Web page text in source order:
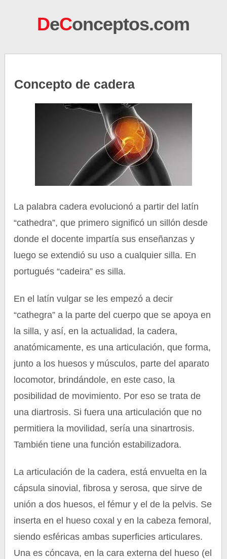
DeConceptos.com
Concepto de cadera
La palabra cadera evolucionó a partir del latín
“cathedra”, que primero significó un sillón desde
donde el docente impartía sus enseñanzas y
luego se extendió su uso a cualquier silla. En
portugués “cadeira” es silla.
En el latín vulgar se les empezó a decir
“cathegra” a la parte del cuerpo que se apoya en
la silla, y así, en la actualidad, la cadera,
anatómicamente, es una articulación, que forma,
junto a los huesos y músculos, parte del aparato
locomotor, brindándole, en este caso, la
posibilidad de movimiento. Por eso se trata de
una diartrosis. Si fuera una articulación que no
permitiera la movilidad, sería una sinartrosis.
También tiene una función estabilizadora.
La articulación de la cadera, está envuelta en la
cápsula sinovial, fibrosa y serosa, que sirve de
unión a dos huesos, el fémur y el de la pelvis. Se
inserta en el hueso coxal y en la cabeza femoral,
siendo esféricas ambas superficies articulares.
Una es cóncava, en la cara externa del hueso (el